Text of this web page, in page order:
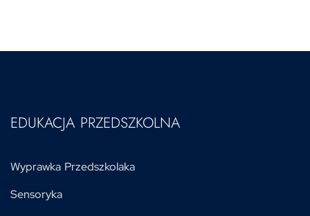
EDUKACJA PRZEDSZKOLNA
Wyprawka Przedszkolaka
Sensoryka